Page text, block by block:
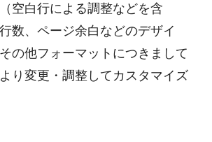
空白行による調整などを含
数、ページ余白などのデザイ
の他フォーマットにつきまして
り変更・調整してカスタマイズ